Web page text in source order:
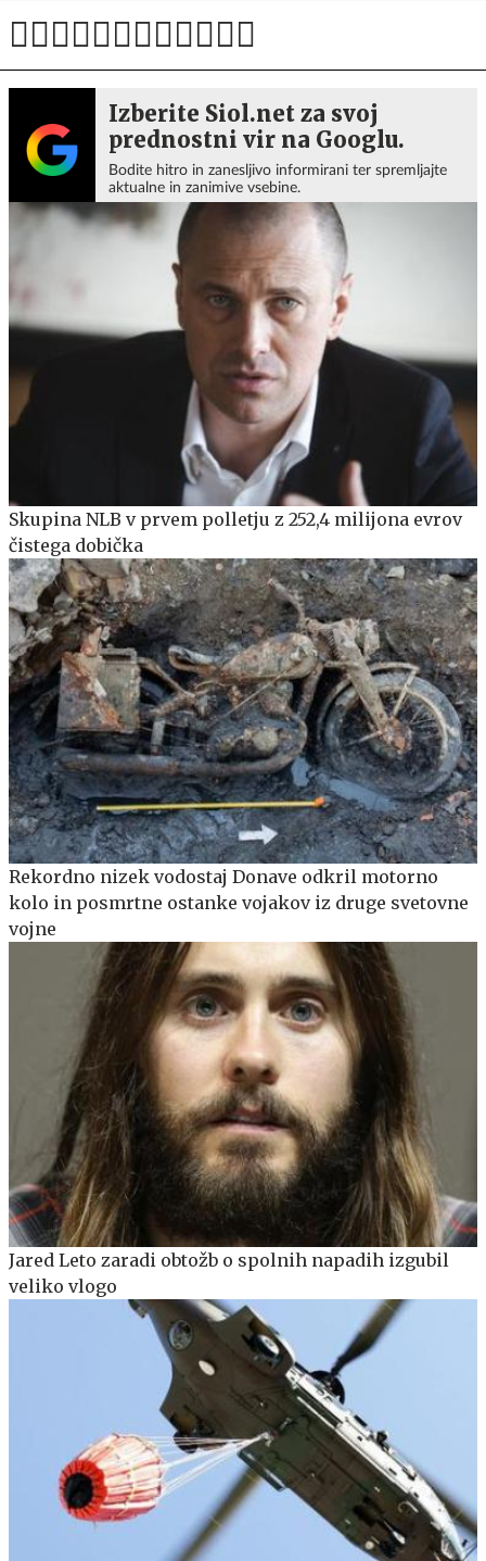
Izberite Siol.net za svoj
prednostni vir na Googlu.
Bodite hitro in zanesljivo informirani ter spremljajte
aktualne in zanimive vsebine.
Skupina NLB v prvem polletju z 252,4 milijona evrov
čistega dobička
Rekordno nizek vodostaj Donave odkril motorno
kolo in posmrtne ostanke vojakov iz druge svetovne
vojne
Jared Leto zaradi obtožb o spolnih napadih izgubil
veliko vlogo